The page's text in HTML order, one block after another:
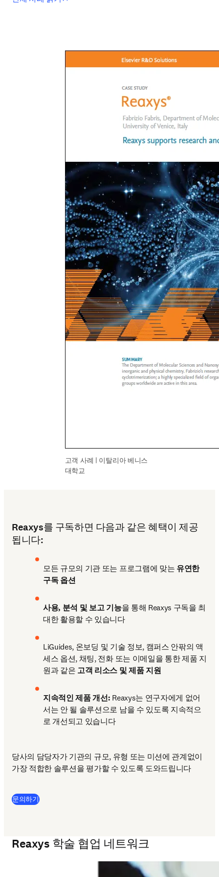
고객 사례 | 이탈리아 베니스
대학교
Reaxys를 구독하면 다음과 같은 혜택이 제공
됩니다:
모든 규모의 기관 또는 프로그램에 맞는 유연한
구독 옵션
사용, 분석 및 보고 기능을 통해 Reaxys 구독을 최
대한 활용할 수 있습니다
LiGuides, 온보딩 및 기술 정보, 캠퍼스 안팎의 액
세스 옵션, 채팅, 전화 또는 이메일을 통한 제품 지
원과 같은 고객 리소스 및 제품 지원
지속적인 제품 개선: Reaxys는 연구자에게 없어
서는 안 될 솔루션으로 남을 수 있도록 지속적으
로 개선되고 있습니다
당사의 담당자가 기관의 규모, 유형 또는 미션에 관계없이
가장 적합한 솔루션을 평가할 수 있도록 도와드립니다
문의하기
Reaxys 학술 협업 네트워크